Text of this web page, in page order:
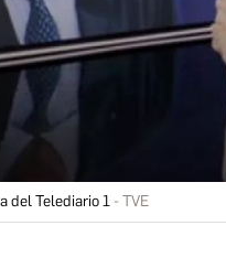
del Telediario 1 TVE